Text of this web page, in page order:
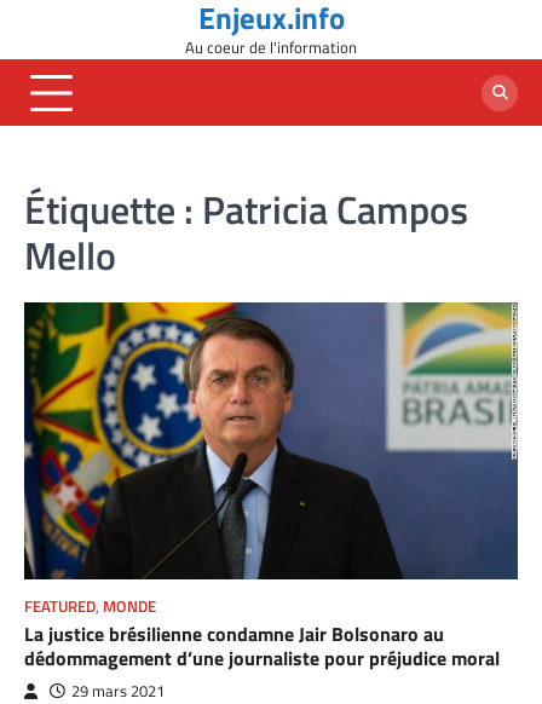
content
Enjeux.info
Au coeur de l'information
Étiquette : Patricia Campos
Mello
FEATURED, MONDE
La justice brésilienne condamne Jair Bolsonaro au
dédommagement d’une journaliste pour préjudice moral
29 mars 2021